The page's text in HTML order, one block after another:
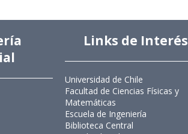
Links de Interés
Universidad de Chile
Facultad de Ciencias Físicas y
Matemáticas
Escuela de Ingeniería
Biblioteca Central